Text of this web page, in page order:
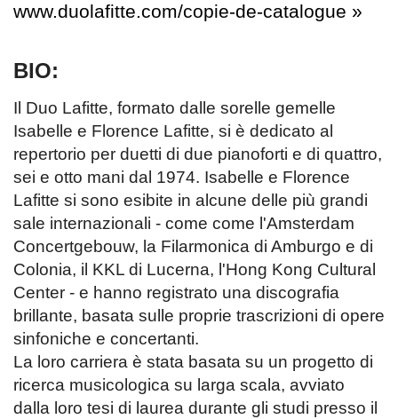
www.duolafitte.com/copie-de-catalogue »
BIO:
Il Duo Lafitte, formato dalle sorelle gemelle
Isabelle e Florence Lafitte, si è dedicato al
repertorio per duetti di due pianoforti e di quattro,
sei e otto mani dal 1974. Isabelle e Florence
Lafitte si sono esibite in alcune delle più grandi
sale internazionali - come come l'Amsterdam
Concertgebouw, la Filarmonica di Amburgo e di
Colonia, il KKL di Lucerna, l'Hong Kong Cultural
Center - e hanno registrato una discografia
brillante, basata sulle proprie trascrizioni di opere
sinfoniche e concertanti.
La loro carriera è stata basata su un progetto di
ricerca musicologica su larga scala, avviato
dalla loro tesi di laurea durante gli studi presso il